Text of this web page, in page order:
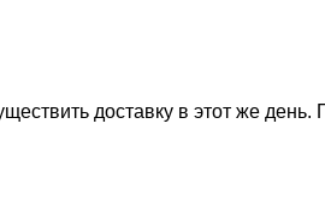
доставку в этот же день.